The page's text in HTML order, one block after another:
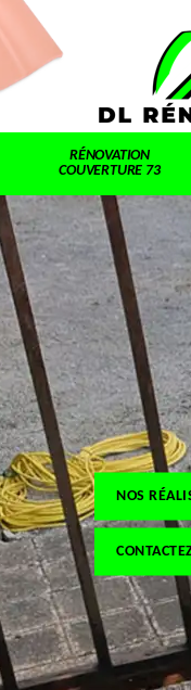
RÉNOVATION
COUVERTURE 73
NOS